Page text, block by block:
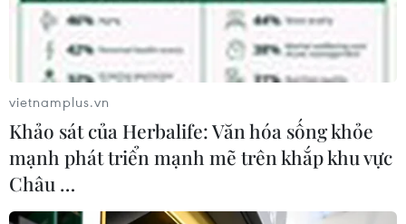
#Gartner #Xu hướng #Thói quen
#Chi tiêu
#Lối sống
#Marketing #Đại dịch
Theo dõi VietnamPlus
vietnamplus.vn
Khảo sát của Herbalife: Văn hóa sống khỏe
mạnh phát triển mạnh mẽ trên khắp khu vực
Châu …